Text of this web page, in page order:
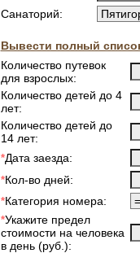
Санаторий:
Вывести полный
Количество путевок
для взрослых:
Количество детей до 4
лет:
Количество детей до
14 лет:
*Дата заезда:
*Кол-во дней:
*Категория номера:
*Укажите предел
стоимости на человека
в день (руб.):